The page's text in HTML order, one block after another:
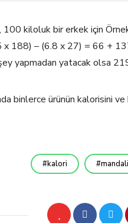
100 kiloluk bir erkek için
188) – (6.8 x 27) = 66 +
şey yapmadan yatacak olsa
binlerce ürünün kalorisini
kalori